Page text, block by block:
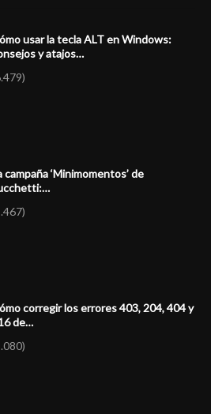
usar la tecla ALT en Windows:
y atajos…
campaña ‘Minimomentos’ de
corregir los errores 403, 204, 404 y
de…